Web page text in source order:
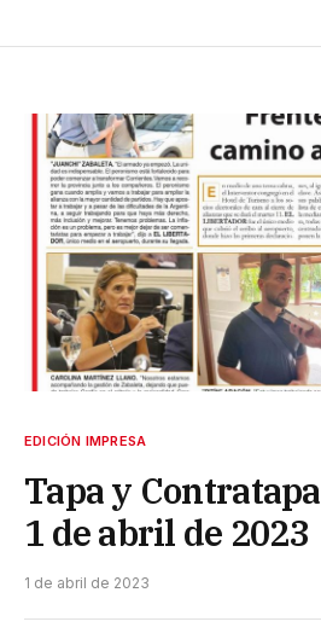
EDICIÓN IMPRESA
Tapa y Contratapa
1 de abril de 2023
1 de abril de 2023